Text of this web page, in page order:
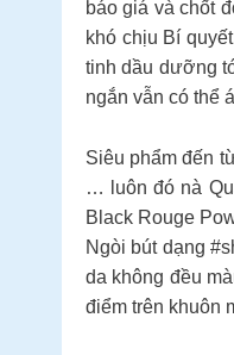
báo giá và chốt
khó chịu Bí
tinh dầu dưỡng
ngắn vẫn có thể
Siêu phẩm đến
… luôn đó nà
Black Rouge
Ngòi bút dạng
da không đều
điểm trên khuôn